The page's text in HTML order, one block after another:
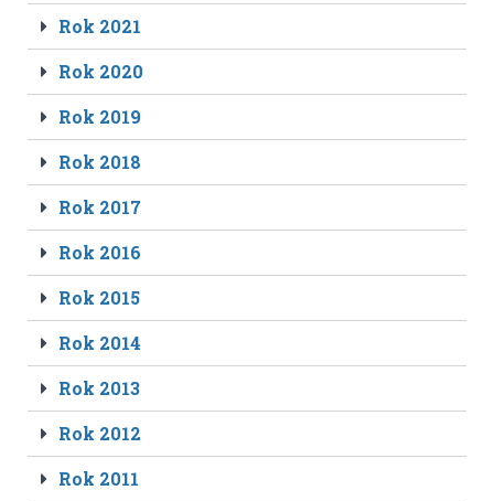
Rok 2021
Rok 2020
Rok 2019
Rok 2018
Rok 2017
Rok 2016
Rok 2015
Rok 2014
Rok 2013
Rok 2012
Rok 2011